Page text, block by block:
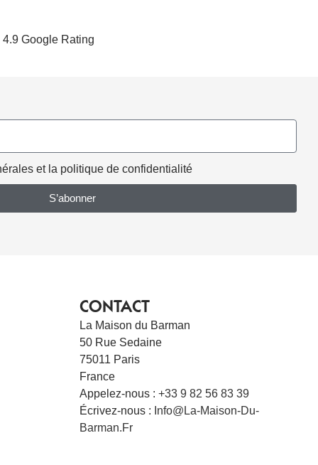
4.9 Google Rating
et la politique de confidentialité
S’abonner
CONTACT
La Maison du Barman
50 Rue Sedaine
75011 Paris
France
Appelez-nous : +33 9 82 56 83 39
Écrivez-nous : Info@la-Maison-Du-
Barman.fr